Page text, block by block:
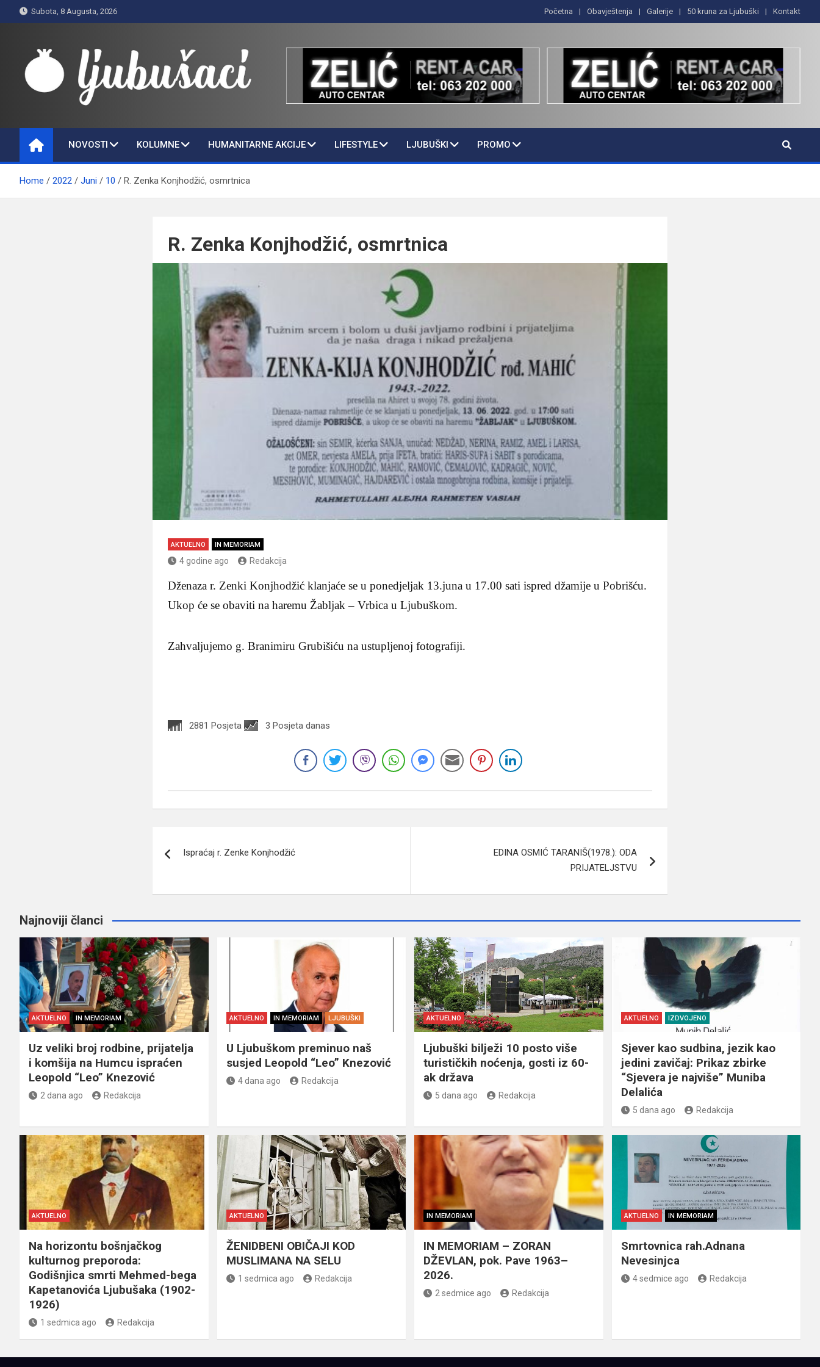
to
Subota, 8 Augusta, 2026 Početna Obavještenja Galerije 50 kruna za Ljubuški Kontakt
Ljubušaci
NOVOSTI KOLUMNE HUMANITARNE AKCIJE LIFESTYLE LJUBUŠKI PROMO
Home 2022 Juni 10 R. Zenka Konjhodžić, osmrtnica
R. Zenka Konjhodžić, osmrtnica
AKTUELNO IN MEMORIAM
4 godine ago Redakcija
Dženaza r. Zenki Konjhodžić klanjaće se u ponedjeljak 13.juna u 17.00 sati ispred džamije u Pobrišću.
Ukop će se obaviti na haremu Žabljak – Vrbica u Ljubuškom.
Zahvaljujemo g. Branimiru Grubišiću na ustupljenoj fotografiji.
2881 Posjeta 3 Posjeta danas
članaka
Ispraćaj r. Zenke Konjhodžić
EDINA OSMIĆ TARANIŠ(1978.): ODA
PRIJATELJSTVU
Najnoviji članci
AKTUELNO IN MEMORIAM
Uz veliki broj rodbine, prijatelja
i komšija na Humcu ispraćen
Leopold “Leo” Knezović
2 dana ago Redakcija
AKTUELNO IN MEMORIAM LJUBUŠKI
U Ljubuškom preminuo naš
susjed Leopold “Leo” Knezović
4 dana ago Redakcija
AKTUELNO
Ljubuški bilježi 10 posto više
turističkih noćenja, gosti iz 60-
ak država
5 dana ago Redakcija
AKTUELNO IZDVOJENO
Sjever kao sudbina, jezik kao
jedini zavičaj: Prikaz zbirke
“Sjevera je najviše” Muniba
Delalića
5 dana ago Redakcija
AKTUELNO
Na horizontu bošnjačkog
kulturnog preporoda:
Godišnjica smrti Mehmed-bega
Kapetanovića Ljubušaka (1902-
1926)
1 sedmica ago Redakcija
AKTUELNO
ŽENIDBENI OBIČAJI KOD
MUSLIMANA NA SELU
1 sedmica ago Redakcija
IN MEMORIAM
IN MEMORIAM – ZORAN
DŽEVLAN, pok. Pave 1963–
2026.
2 sedmice ago Redakcija
AKTUELNO IN MEMORIAM
Smrtovnica rah.Adnana
Nevesinjca
4 sedmice ago Redakcija